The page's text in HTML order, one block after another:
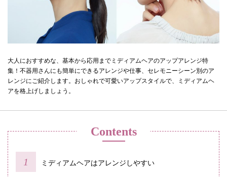
大人におすすめな、基本から応用までミディアムヘアのアップアレンジ特
集！不器用さんにも簡単にできるアレンジや仕事、セレモニーシーン別のア
レンジにご紹介します。おしゃれで可愛いアップスタイルで、ミディアムヘ
アを格上げしましょう。
Contents
ミディアムヘアはアレンジしやすい